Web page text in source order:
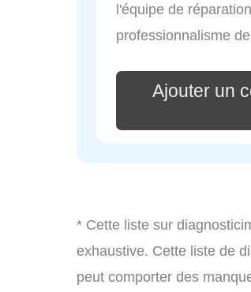
l'équipe de
professionnalisme
Ajouter un
* Cette liste sur
exhaustive. Cette liste de
peut comporter des